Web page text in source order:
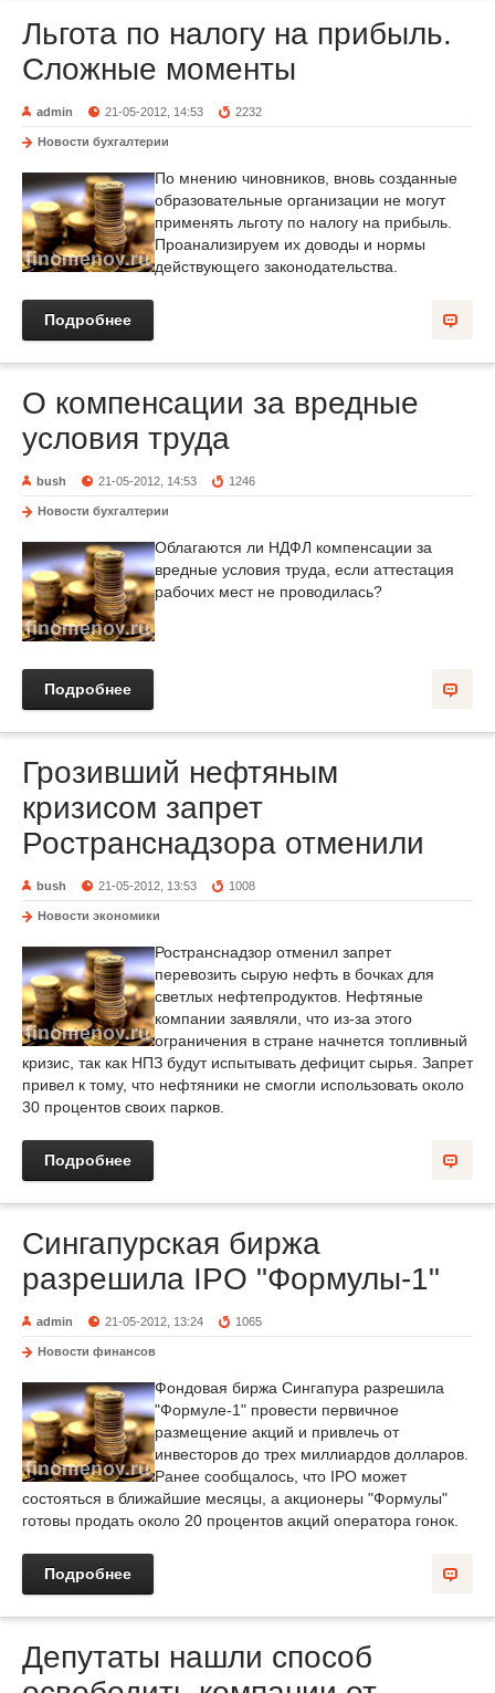
Льгота по налогу на прибыль.
Сложные моменты
admin 21-05-2012, 14:53 2232
Новости бухгалтерии
По мнению чиновников, вновь созданные
образовательные организации не могут
применять льготу по налогу на прибыль.
Проанализируем их доводы и нормы
действующего законодательства.
Подробнее
О компенсации за вредные
условия труда
bush 21-05-2012, 14:53 1246
Новости бухгалтерии
Облагаются ли НДФЛ компенсации за
вредные условия труда, если аттестация
рабочих мест не проводилась?
Подробнее
Грозивший нефтяным
кризисом запрет
Ространснадзора отменили
bush 21-05-2012, 13:53 1008
Новости экономики
Ространснадзор отменил запрет
перевозить сырую нефть в бочках для
светлых нефтепродуктов. Нефтяные
компании заявляли, что из-за этого
ограничения в стране начнется топливный
кризис, так как НПЗ будут испытывать дефицит сырья. Запрет
привел к тому, что нефтяники не смогли использовать около
30 процентов своих парков.
Подробнее
Сингапурская биржа
разрешила IPO "Формулы-1"
admin 21-05-2012, 13:24 1065
Новости финансов
Фондовая биржа Сингапура разрешила
"Формуле-1" провести первичное
размещение акций и привлечь от
инвесторов до трех миллиардов долларов.
Ранее сообщалось, что IPO может
состояться в ближайшие месяцы, а акционеры "Формулы"
готовы продать около 20 процентов акций оператора гонок.
Подробнее
Депутаты нашли способ